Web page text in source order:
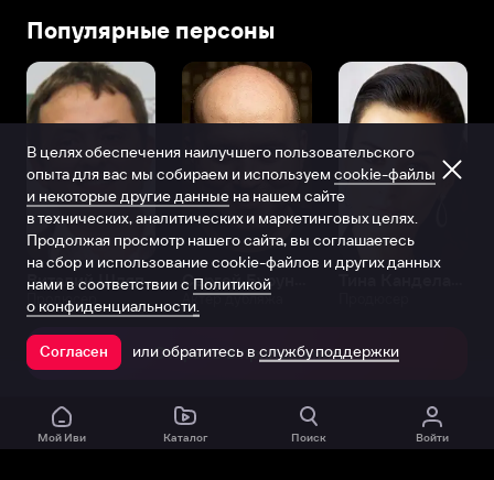
Популярные персоны
Виталий Шляппо
Продюсер Актёр дубляжа
Открыть в приложении
Мой Иви Каталог Поиск Войти
В целях обеспечения наилучшего пользовательского
опыта для вас мы собираем и используем cookie-файлы
и некоторые другие данные на нашем сайте
в технических, аналитических и маркетинговых целях.
Продолжая просмотр нашего сайта, вы соглашаетесь
на сбор и использование cookie-файлов и других данных
нами в соответствии с Политикой
о конфиденциальности.
Согласен или обратитесь в службу поддержки